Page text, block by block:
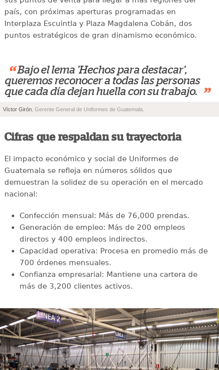
país, con próximas aperturas programadas en
Interplaza Escuintla y Plaza Magdalena Cobán, dos
puntos estratégicos de gran dinamismo económico.
“ Bajo el lema 'Hechos para destacar',
queremos reconocer a todas las personas
que cada día dejan huella con su trabajo.
”
Víctor Girón , Gerente General de Uniformes de Guatemala.
Cifras que respaldan su trayectoria
El impacto económico y social de Uniformes de
Guatemala se refleja en números sólidos que
demuestran la solidez de su operación en el mercado
nacional:
Confección mensual: Más de 76,000 prendas.
Generación de empleo: Más de 200 empleos
directos y 400 empleos indirectos.
Capacidad operativa: Procesa en promedio más de
700 órdenes mensuales.
Confianza empresarial: Mantiene una cartera de
más de 3,200 clientes activos.